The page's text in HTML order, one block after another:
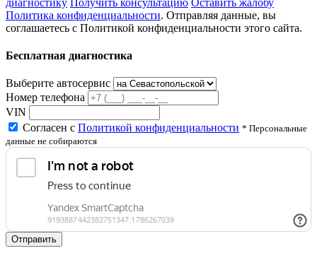
Политика конфиденциальности. Отправляя данные, вы
соглашаетесь с Политикой конфиденциальности этого сайта.
Бесплатная диагностика
Выберите автосервис
Номер телефона
VIN
Согласен с Политикой конфиденциальности * Персональные
данные не собираются
Отправить